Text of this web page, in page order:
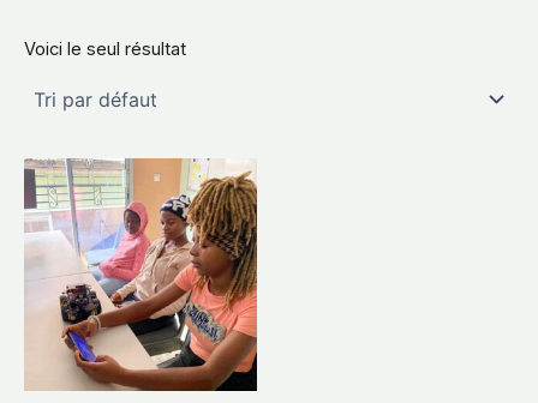
Voici le seul résultat